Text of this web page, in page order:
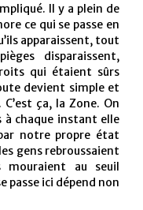
Il y a plein de
ce qui se passe en
apparaissent, tout
disparaissent,
qui étaient sûrs
devient simple et
ça, la Zone. On
à chaque instant elle
notre propre état
gens rebroussaient
mouraient au seuil
passe ici dépend non